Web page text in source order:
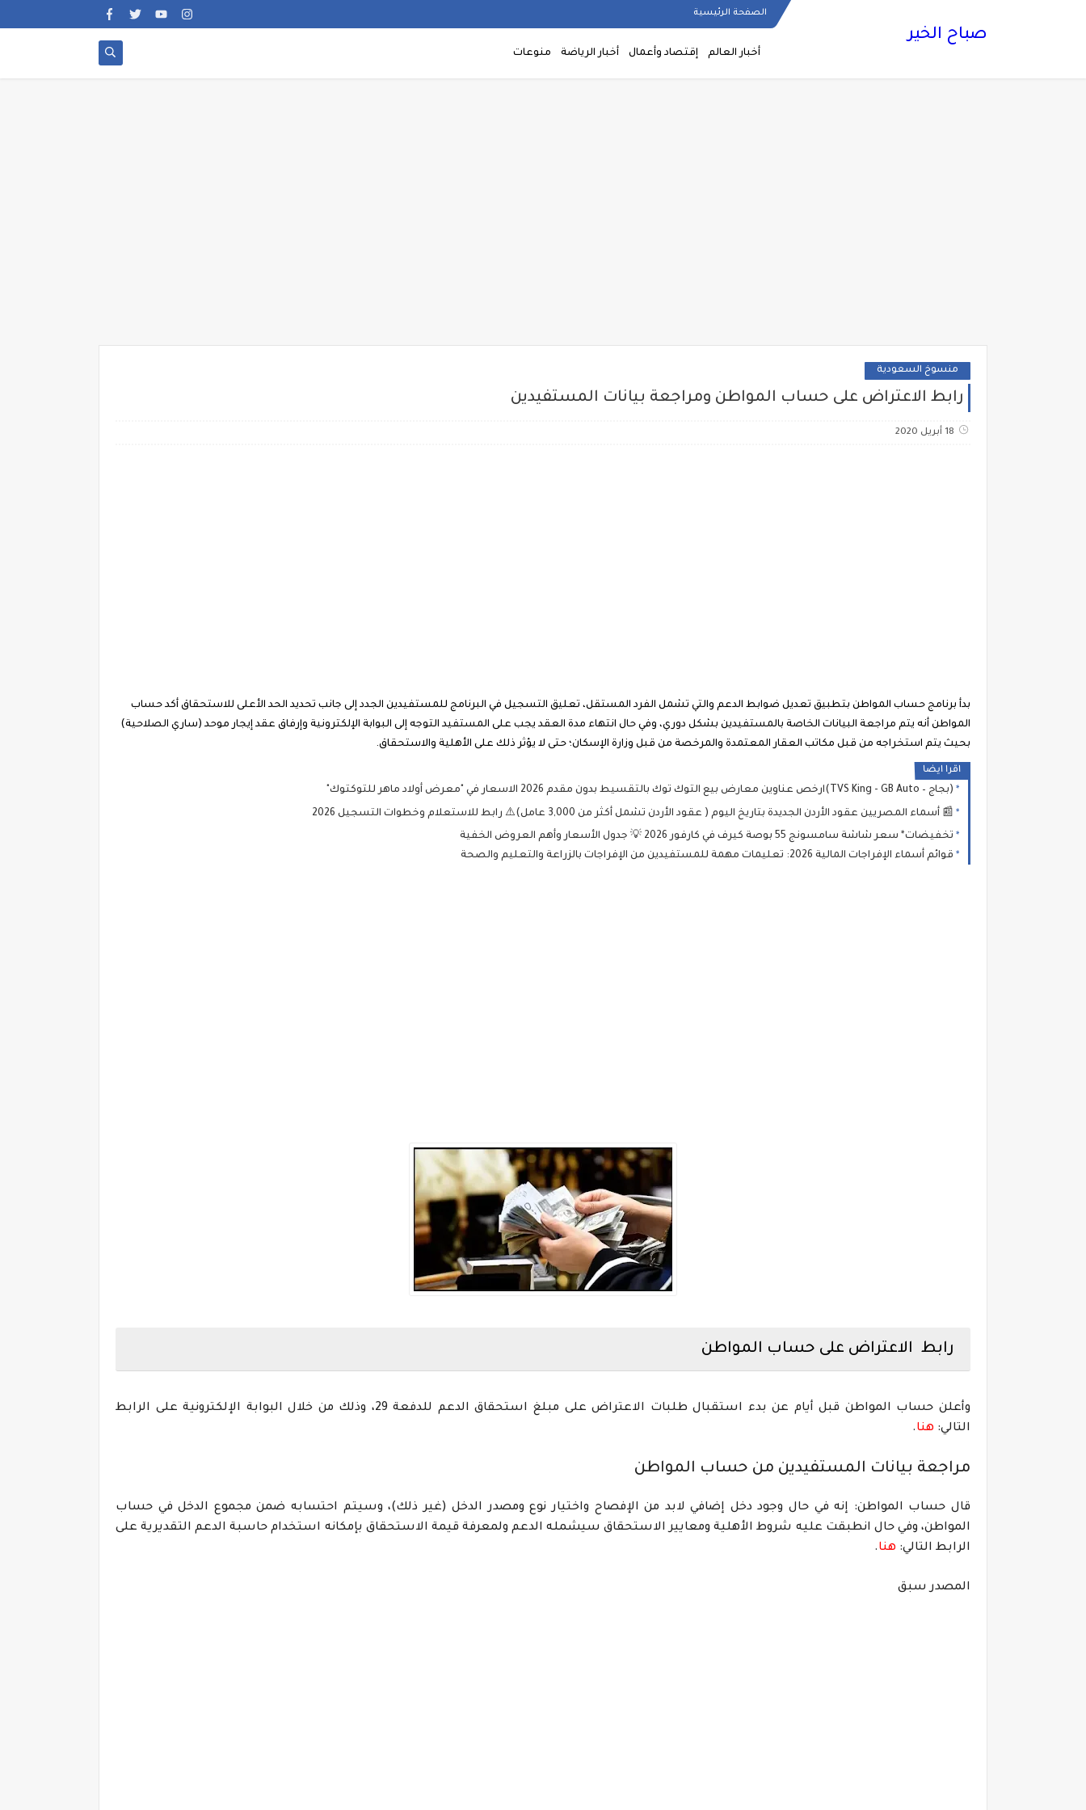
الصفحة الرئيسية
صباح الخير
أخبار العالم إقتصاد وأعمال أخبار الرياضة منوعات
منسوخ السعودية
رابط الاعتراض على حساب المواطن ومراجعة بيانات المستفيدين
18 أبريل 2020
بدأ برنامج حساب المواطن بتطبيق تعديل ضوابط الدعم والتي تشمل الفرد المستقل، تعليق التسجيل في البرنامج للمستفيدين الجدد إلى جانب تحديد الحد الأعلى للاستحقاق أكد حساب
المواطن أنه يتم مراجعة البيانات الخاصة بالمستفيدين بشكل دوري، وفي حال انتهاء مدة العقد يجب على المستفيد التوجه إلى البوابة الإلكترونية وإرفاق عقد إيجار موحد (ساري الصلاحية)
بحيث يتم استخراجه من قبل مكاتب العقار المعتمدة والمرخصة من قبل وزارة الإسكان؛ حتى لا يؤثر ذلك على الأهلية والاستحقاق.
اقرا ايضا
(بجاج – TVS King - GB Auto)ارخص عناوين معارض بيع التوك توك بالتقسيط بدون مقدم 2026 الاسعار في "معرض أولاد ماهر للتوكتوك"
📰 أسماء المصريين عقود الأردن الجديدة بتاريخ اليوم ( عقود الأردن تشمل أكثر من 3,000 عامل)⚠️ رابط للاستعلام وخطوات التسجيل 2026
تخفيضات* سعر شاشة سامسونج 55 بوصة كيرف في كارفور 2026 💡 جدول الأسعار وأهم العروض الخفية
قوائم أسماء الإفراجات المالية 2026: تعليمات مهمة للمستفيدين من الإفراجات بالزراعة والتعليم والصحة
رابط الاعتراض على حساب المواطن
وأعلن حساب المواطن قبل أيام عن بدء استقبال طلبات الاعتراض على مبلغ استحقاق الدعم للدفعة 29، وذلك من خلال البوابة الإلكترونية على الرابط
التالي: هنا.
مراجعة بيانات المستفيدين من حساب المواطن
قال حساب المواطن: إنه في حال وجود دخل إضافي لابد من الإفصاح واختيار نوع ومصدر الدخل (غير ذلك)، وسيتم احتسابه ضمن مجموع الدخل في حساب
المواطن، وفي حال انطبقت عليه شروط الأهلية ومعايير الاستحقاق سيشمله الدعم ولمعرفة قيمة الاستحقاق بإمكانه استخدام حاسبة الدعم التقديرية على
الرابط التالي: هنا.
المصدر سبق